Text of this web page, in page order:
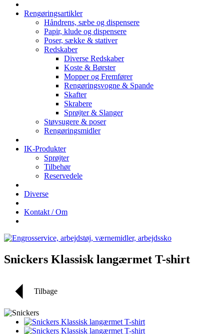
Rengøringsartikler
Håndrens, sæbe og dispensere
Papir, klude og dispensere
Poser, sække & stativer
Redskaber
Diverse Redskaber
Koste & Børster
Mopper og Fremfører
Rengøringsvogne & Spande
Skafter
Skrabere
Sprøjter & Slanger
Støvsugere & poser
Rengøringsmidler
IK-Produkter
Sprøjter
Tilbehør
Reservedele
Diverse
Kontakt / Om
Snickers Klassisk langærmet T-shirt
Tilbage